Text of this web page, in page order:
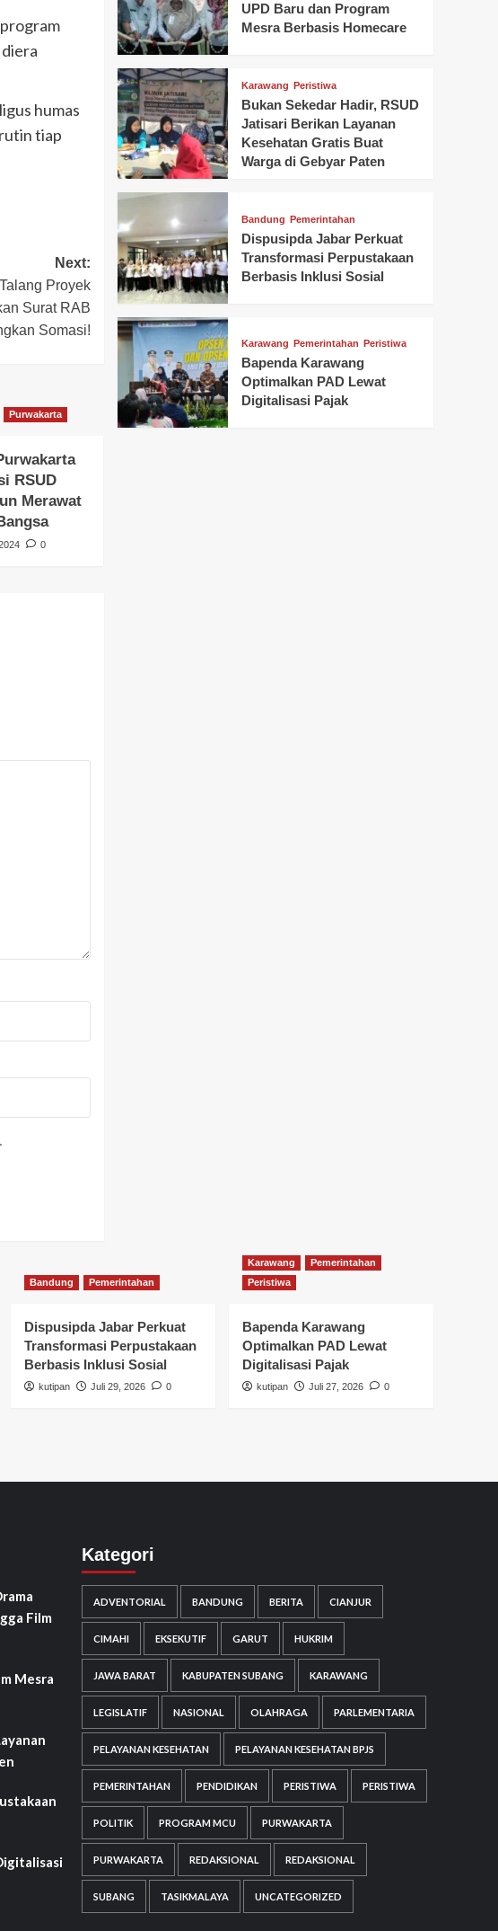
humas
tiap
Next:
Proyek
Surat RAB
Somasi!
Purwakarta
RSUD
Merawat
0
UPD Baru dan Program
Mesra Berbasis Homecare
Karawang Peristiwa
Bukan Sekedar Hadir, RSUD
Jatisari Berikan Layanan
Kesehatan Gratis Buat
Warga di Gebyar Paten
Bandung Pemerintahan
Dispusipda Jabar Perkuat
Transformasi Perpustakaan
Berbasis Inklusi Sosial
Karawang Pemerintahan Peristiwa
Bapenda Karawang
Optimalkan PAD Lewat
Digitalisasi Pajak
Bandung Pemerintahan
Dispusipda Jabar Perkuat
Transformasi Perpustakaan
Berbasis Inklusi Sosial
kutipan Juli 29, 2026 0
Karawang
Pemerintahan
Peristiwa
Bapenda Karawang
Optimalkan PAD Lewat
Digitalisasi Pajak
kutipan Juli 27, 2026 0
Film
Mesra
Kategori
ADVENTORIAL BANDUNG BERITA CIANJUR
CIMAHI EKSEKUTIF GARUT HUKRIM
JAWA BARAT KABUPATEN SUBANG KARAWANG
LEGISLATIF NASIONAL OLAHRAGA PARLEMENTARIA
PELAYANAN KESEHATAN PELAYANAN KESEHATAN BPJS
PEMERINTAHAN PENDIDIKAN PERISTIWA PERISTIWA
POLITIK PROGRAM MCU PURWAKARTA
PURWAKARTA REDAKSIONAL REDAKSIONAL
SUBANG TASIKMALAYA UNCATEGORIZED